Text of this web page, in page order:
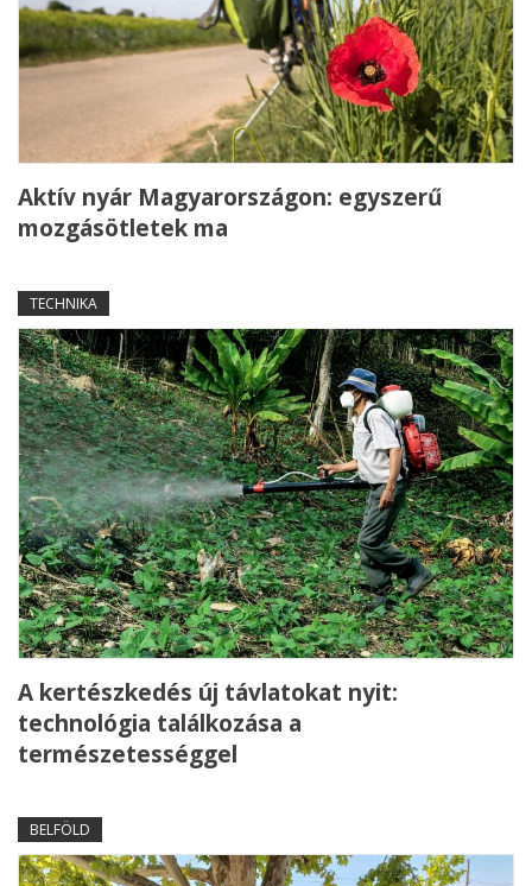
Aktív nyár Magyarországon: egyszerű
mozgásötletek ma
TECHNIKA
A kertészkedés új távlatokat nyit:
technológia találkozása a
természetességgel
BELFÖLD